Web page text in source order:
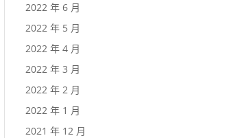
2022 年 6 月
2022 年 5 月
2022 年 4 月
2022 年 3 月
2022 年 2 月
2022 年 1 月
2021 年 12 月